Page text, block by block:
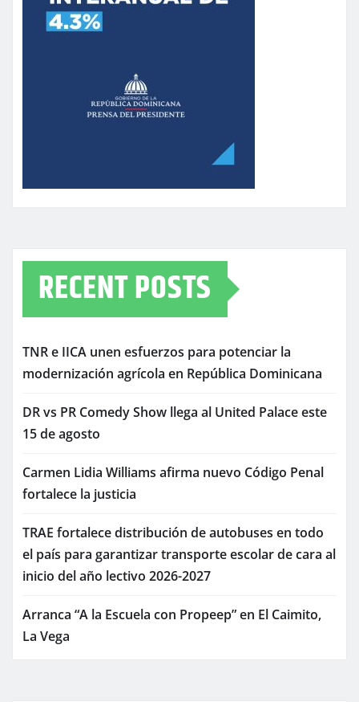
RECENT POSTS
TNR e IICA unen esfuerzos para potenciar la
modernización agrícola en República Dominicana
DR vs PR Comedy Show llega al United Palace este
15 de agosto
Carmen Lidia Williams afirma nuevo Código Penal
fortalece la justicia
TRAE fortalece distribución de autobuses en todo
el país para garantizar transporte escolar de cara al
inicio del año lectivo 2026-2027
Arranca “A la Escuela con Propeep” en El Caimito,
La Vega